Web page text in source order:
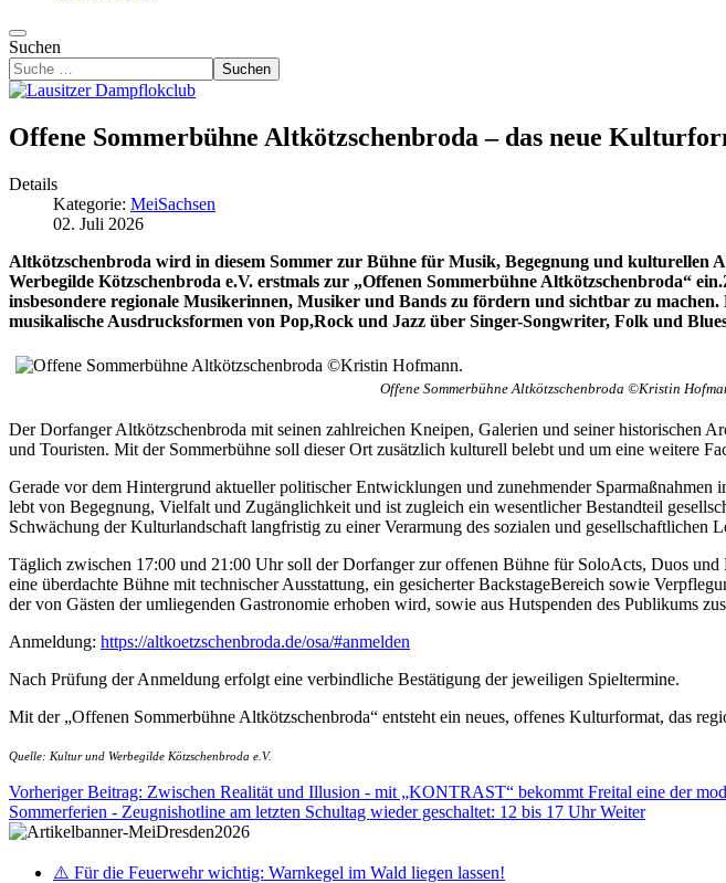
Suchen
Suchen
Offene Sommerbühne Altkötzschenbroda – das neue
Details
Kategorie: MeiSachsen
02. Juli 2026
Altkötzschenbroda wird in diesem Sommer zur Bühne für Musik, Begegnung und kulturellen
Werbegilde Kötzschenbroda e.V. erstmals zur „Offenen Sommerbühne Altkötzschenbroda“
insbesondere regionale Musikerinnen, Musiker und Bands zu fördern und sichtbar zu machen.
musikalische Ausdrucksformen von Pop,Rock und Jazz über Singer-Songwriter, Folk und
Offene Sommerbühne Altkötzschenbroda ©Kristin
Der Dorfanger Altkötzschenbroda mit seinen zahlreichen Kneipen, Galerien und seiner historischen
und Touristen. Mit der Sommerbühne soll dieser Ort zusätzlich kulturell belebt und um eine weitere
Gerade vor dem Hintergrund aktueller politischer Entwicklungen und zunehmender
lebt von Begegnung, Vielfalt und Zugänglichkeit und ist zugleich ein wesentlicher Bestandteil
Schwächung der Kulturlandschaft langfristig zu einer Verarmung des sozialen und gesellschaftlichen
Täglich zwischen 17:00 und 21:00 Uhr soll der Dorfanger zur offenen Bühne für SoloActs, Duos
eine überdachte Bühne mit technischer Ausstattung, ein gesicherter BackstageBereich sowie
der von Gästen der umliegenden Gastronomie erhoben wird, sowie aus Hutspenden des Publikums
Anmeldung: https://altkoetzschenbroda.de/osa/#anmelden
Nach Prüfung der Anmeldung erfolgt eine verbindliche Bestätigung der jeweiligen Spieltermine.
Mit der „Offenen Sommerbühne Altkötzschenbroda“ entsteht ein neues, offenes Kulturformat, das
Quelle: Kultur und Werbegilde Kötzschenbroda e.V.
Vorheriger Beitrag: Zwischen Realität und Illusion - mit „KONTRAST“ bekommt Freital eine der
Sommerferien - Zeugnishotline am letzten Schultag wieder geschaltet: 12 bis 17 UhrWeiter
⚠️ Für die Feuerwehr wichtig: Warnkegel im Wald liegen lassen!